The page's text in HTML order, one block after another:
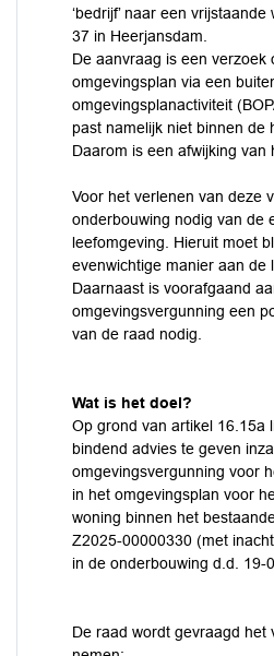
‘bedrijf’ naar een
37 in Heerjansdam.
De aanvraag is een verzoek
omgevingsplan via een
omgevingsplanactiviteit
past namelijk niet binnen de
Daarom is een afwijking van
Voor het verlenen van deze
onderbouwing nodig van de
leefomgeving. Hieruit moet
evenwichtige manier aan de
Daarnaast is voorafgaand
omgevingsvergunning een
van de raad nodig.
Wat is het doel?
Op grond van artikel 16.15a
bindend advies te geven
omgevingsvergunning voor
in het omgevingsplan voor
woning binnen het
Z2025-00000330 (met
in de onderbouwing d.d. 19-
De raad wordt gevraagd het